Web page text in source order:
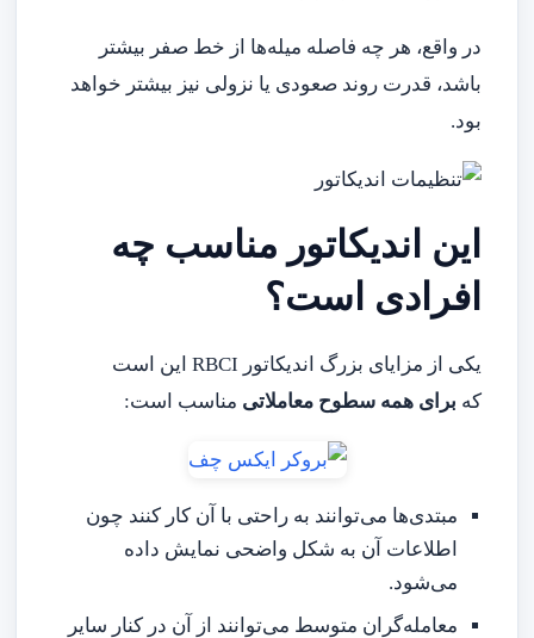
در واقع، هر چه فاصله میله‌ها از خط صفر بیشتر
باشد، قدرت روند صعودی یا نزولی نیز بیشتر خواهد
بود.
این اندیکاتور مناسب چه
افرادی است؟
یکی از مزایای بزرگ اندیکاتور RBCI این است
که برای همه سطوح معاملاتی مناسب است:
مبتدی‌ها می‌توانند به راحتی با آن کار کنند چون
اطلاعات آن به شکل واضحی نمایش داده
می‌شود.
معامله‌گران متوسط می‌توانند از آن در کنار سایر